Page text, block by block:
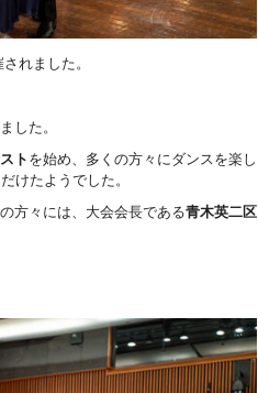
れました。
した。
ト を始め、多くの方々にダンスを楽し
けたようでした。
方々には、大会会長である青木英二区